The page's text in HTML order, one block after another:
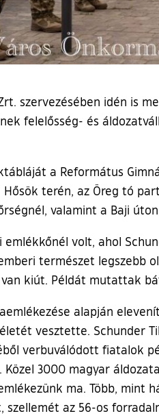
szervezésében idén is
felelősség- és
a Református
terén, az Öreg tó
valamint a Baji
volt, ahol
természet legszebb
kiút. Példát mutattak
alapján
vesztette. Schunder
verbuválódott fiatalok
3000 magyar
ma. Több, mint
szellemét az 56-os